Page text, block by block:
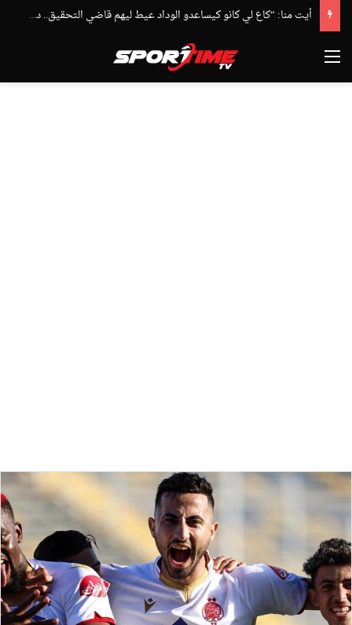
أيت منا: “كاع لي كانو كيساعدو الوداد عيط ليهم قاضي التحقيق.. دابا حتى شي واحد ما بقا باغي يعاون”
القائمة